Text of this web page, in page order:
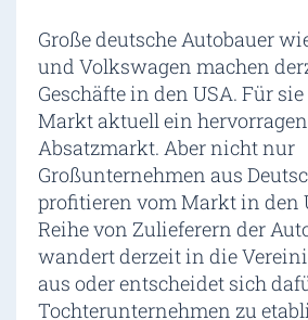
Große deutsche Autobauer
und Volkswagen machen
Geschäfte in den USA. Für
Markt aktuell ein
Absatzmarkt. Aber nicht nur
Großunternehmen aus
profitieren vom Markt in den
Reihe von Zulieferern der
wandert derzeit in die
aus oder entscheidet sich
Tochterunternehmen zu